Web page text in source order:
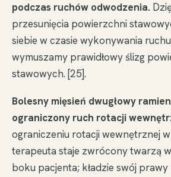
podczas ruchów odwodzenia.
przesunięcia powierzchni
siebie w czasie wykonywania
wymuszamy prawidłowy ślizg
stawowych. [25].
Bolesny mięsień dwugłowy
ograniczony ruch rotacji
ograniczeniu rotacji wewnętrznej
terapeuta staje zwrócony twarzą
boku pacjenta; kładzie swój prawy